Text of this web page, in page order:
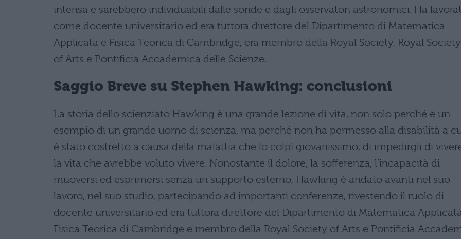
intensa e sarebbero individuabili dalle sonde e dagli osservatori astronomici. Ha
come docente universitario ed era tuttora direttore del Dipartimento di Matematica
Applicata e Fisica Teorica di Cambridge, era membro della Royal Society, Royal Society
of Arts e Pontificia Accademica delle Scienze.
Saggio Breve su Stephen Hawking: conclusioni
La storia dello scienziato Hawking è una grande lezione di vita, non solo perché è un
esempio di un grande uomo di scienza, ma perché non ha permesso alla disabilità a
è stato costretto a causa della malattia che lo colpì giovanissimo, di impedirgli di
la vita che avrebbe voluto vivere. Nonostante il dolore, la sofferenza, l’incapacità di
muoversi ed esprimersi senza un supporto esterno, Hawking è andato avanti nel suo
lavoro, nel suo studio, partecipando ad importanti conferenze, rivestendo il ruolo di
docente universitario ed era tuttora direttore del Dipartimento di Matematica
Fisica Teorica di Cambridge e membro della Royal Society of Arts e Pontificia